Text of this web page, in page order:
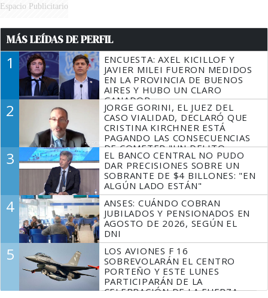
Espacio Publicitario
MÁS LEÍDAS DE PERFIL
1
ENCUESTA: AXEL KICILLOF Y
JAVIER MILEI FUERON MEDIDOS
EN LA PROVINCIA DE BUENOS
AIRES Y HUBO UN CLARO
GANADOR
2
JORGE GORINI, EL JUEZ DEL
CASO VIALIDAD, DECLARÓ QUE
CRISTINA KIRCHNER ESTÁ
PAGANDO LAS CONSECUENCIAS
DE COMETER "UN DELITO
COMPROBADO"
3
EL BANCO CENTRAL NO PUDO
DAR PRECISIONES SOBRE UN
SOBRANTE DE $4 BILLONES: "EN
ALGÚN LADO ESTÁN"
4
ANSES: CUÁNDO COBRAN
JUBILADOS Y PENSIONADOS EN
AGOSTO DE 2026, SEGÚN EL
DNI
5
LOS AVIONES F 16
SOBREVOLARÁN EL CENTRO
PORTEÑO Y ESTE LUNES
PARTICIPARÁN DE LA
CELEBRACIÓN DE LA FUERZA